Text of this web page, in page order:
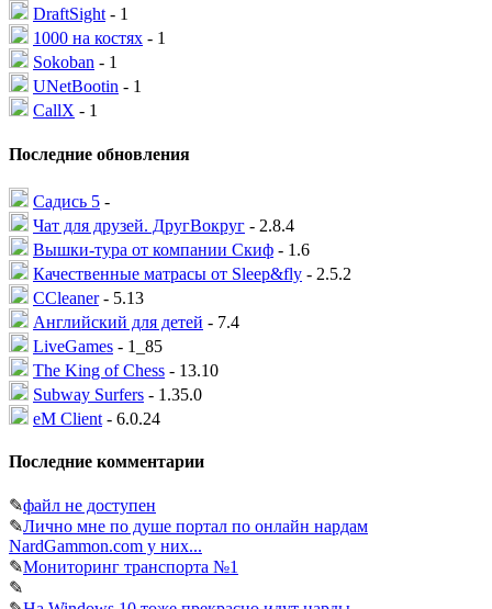
DraftSight - 1
1000 на костях - 1
Sokoban - 1
UNetBootin - 1
CallX - 1
Последние обновления
Садись 5 -
Чат для друзей. ДругВокруг - 2.8.4
Вышки-тура от компании Скиф - 1.6
Качественные матрасы от Sleep&fly - 2.5.2
CCleaner- 5.13
Английский для детей - 7.4
LiveGames - 1_85
The King of Chess - 13.10
Subway Surfers - 1.35.0
eM Client - 6.0.24
Последние комментарии
✎файл не доступен
✎Лично мне по душе портал по онлайн нардам
NardGammon.com у них...
✎Мониторинг транспорта №1
✎